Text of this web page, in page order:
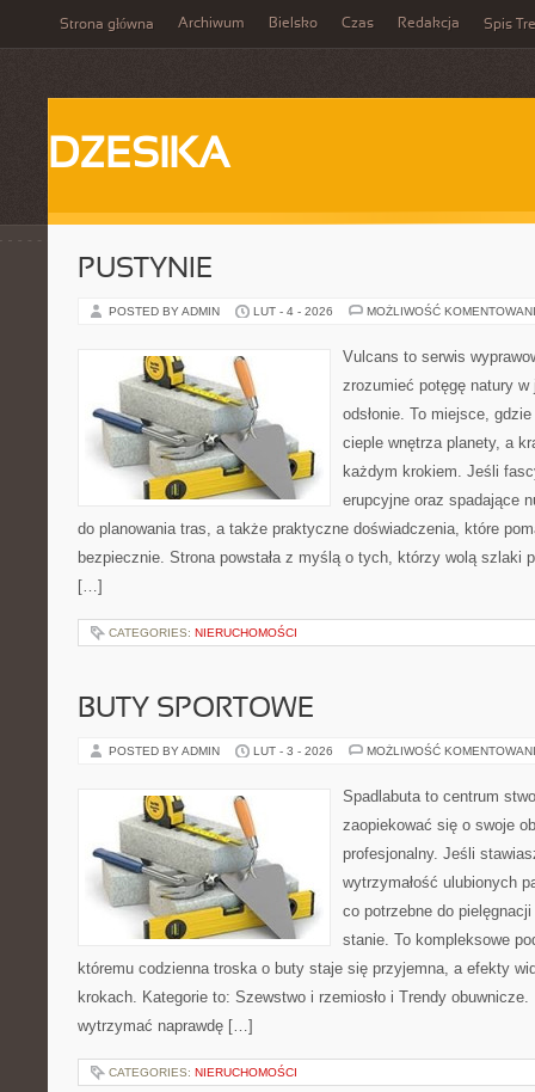
Strona główna Archiwum Bielsko Czas Redakcja Spis
DZESIKA
PUSTYNIE
POSTED BY ADMIN LUT - 4 - 2026 MOŻLIWOŚĆ
Vulcans to serwis
zrozumieć potęgę natury
odsłonie. To miejsce,
cieple wnętrza planety, a
każdym krokiem. Jeśli
erupcyjne oraz spadające
do planowania tras, a także praktyczne doświadczenia, które
bezpiecznie. Strona powstała z myślą o tych, którzy wolą szlaki
[…]
CATEGORIES: NIERUCHOMOŚCI
BUTY SPORTOWE
POSTED BY ADMIN LUT - 3 - 2026 MOŻLIWOŚĆ
Spadlabuta to centrum
zaopiekować się o swoje
profesjonalny. Jeśli
wytrzymałość ulubionych
co potrzebne do
stanie. To kompleksowe
któremu codzienna troska o buty staje się przyjemna, a efekty
krokach. Kategorie to: Szewstwo i rzemiosło i Trendy obuwnicze.
wytrzymać naprawdę […]
CATEGORIES: NIERUCHOMOŚCI